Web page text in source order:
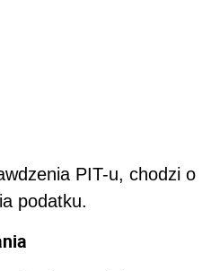
PIT-u, chodzi o
podatku.